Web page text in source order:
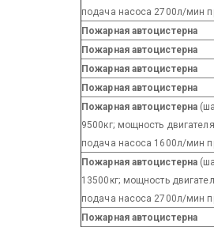
подача насоса 2700л/мин
Пожарная автоцистерна
Пожарная автоцистерна
Пожарная автоцистерна
Пожарная автоцистерна
Пожарная автоцистерна
9500кг; мощность
подача насоса 1600л/мин
Пожарная автоцистерна
13500кг; мощность
подача насоса 2700л/мин
Пожарная автоцистерна